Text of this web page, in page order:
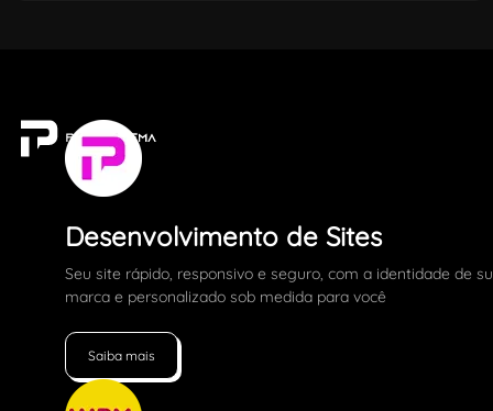
Desenvolvimento de Sites
Seu site rápido, responsivo e seguro, com a identidade de
marca e personalizado sob medida para você
Saiba mais